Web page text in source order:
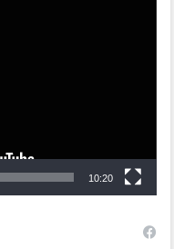
10:20